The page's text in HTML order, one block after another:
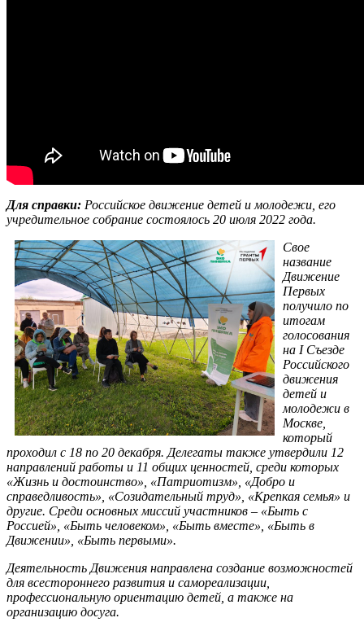
Для справки: Российское движение детей и молодежи, его
учредительное собрание состоялось 20 июля 2022 года.
Свое
название
Движение
Первых
получило по
итогам
голосования
на I Съезде
Российского
движения
детей и
молодежи в
Москве,
который
проходил с 18 по 20 декабря. Делегаты также утвердили 12
направлений работы и 11 общих ценностей, среди которых
«Жизнь и достоинство», «Патриотизм», «Добро и
справедливость», «Созидательный труд», «Крепкая семья» и
другие. Среди основных миссий участников – «Быть с
Россией», «Быть человеком», «Быть вместе», «Быть в
Движении», «Быть первыми».
Деятельность Движения направлена создание возможностей
для всестороннего развития и самореализации,
профессиональную ориентацию детей, а также на
организацию досуга.